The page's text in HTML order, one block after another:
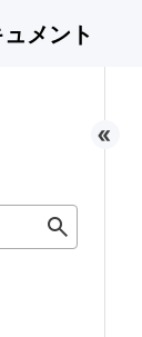
ュメント